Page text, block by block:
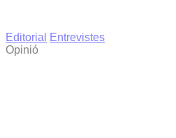
Editorial
Entrevistes
Opinió